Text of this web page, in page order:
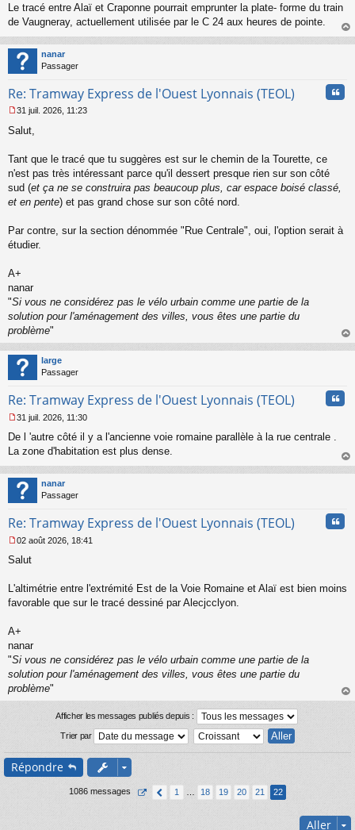
e
s
a
g
e
o
l
u
Le tracé entre Alaï et Craponne pourrait emprunter la plate- forme du train
de Vaugneray, actuellement utilisée par le C 24 aux heures de pointe.
au
nanar
Passager
Re: Tramway Express de l'Ouest Lyonnais (TEOL)
e
s
g
e
n
n
u
31 juil. 2026, 11:23
Salut,
Tant que le tracé que tu suggères est sur le chemin de la Tourette, ce
n'est pas très intéressant parce qu'il dessert presque rien sur son côté
sud (et ça ne se construira pas beaucoup plus, car espace boisé classé,
et en pente) et pas grand chose sur son côté nord.
Par contre, sur la section dénommée "Rue Centrale", oui, l'option serait à
étudier.
A+
nanar
"Si vous ne considérez pas le vélo urbain comme une partie de la
solution pour l'aménagement des villes, vous êtes une partie du
problème"
au
large
Passager
Re: Tramway Express de l'Ouest Lyonnais (TEOL)
e
s
a
g
e
o
l
u
31 juil. 2026, 11:30
De l 'autre côté il y a l'ancienne voie romaine parallèle à la rue centrale .
La zone d'habitation est plus dense.
au
nanar
Passager
Re: Tramway Express de l'Ouest Lyonnais (TEOL)
e
s
g
n
o
n
u
02 août 2026, 18:41
Salut
L'altimétrie entre l'extrémité Est de la Voie Romaine et Alaï est bien moins
favorable que sur le tracé dessiné par Alecjcclyon.
A+
nanar
"Si vous ne considérez pas le vélo urbain comme une partie de la
solution pour l'aménagement des villes, vous êtes une partie du
problème"
au
Afficher les messages publiés depuis :
Trier par
Répondre
1086 messages 1 18 19 20 21 22
Aller